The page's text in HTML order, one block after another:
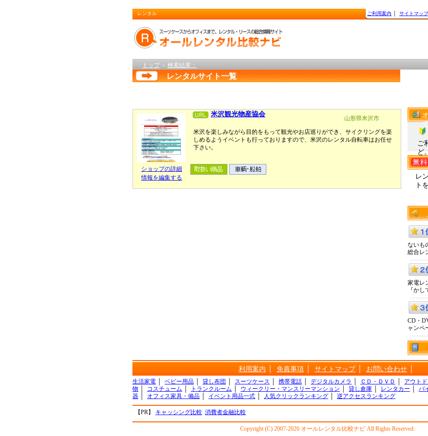
レンタル ご利用案内 サイトマップ
トップ ＞ 検索結果：
レンタルサイト一覧
米沢観光物産協会
山形県米沢市
米沢を楽しみながら目的をもって観光やお店巡りができ、サイクリングを楽
しめるようイベントも行っておりますので、米沢のレンタル自転車はお任せ
下さい。
ショップの詳細
情報を編集する
ご
ど。
レ
ト
ないも
総合レ
家電レ
『かし
CD・
ャンペ
利用案内 免責事項 サイトマップ│ お問い合わせ
生活家電 ベビー用品 貸し布団 スーツケース 携帯電話 デジタルカメラ ＣＤ・ＤＶＤ アウト
物
コスチューム トランクルーム ウィークリー・マンスリーマンション 貸し倉庫 レンタカー バ
器
オフィス家具・備品 イベント用品一式 人気クリックランキング 逆アクセスランキング
【PR】 キャッシング比較 消費者金融比較
Copyright (C) 2007-2026 オールレンタル比較ナビ All Rights Reserved.